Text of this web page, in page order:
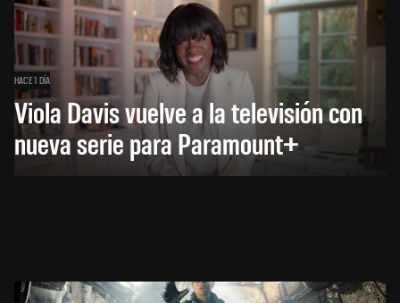
HACE 1 DÍA
Viola Davis vuelve a la televisión con
nueva serie para Paramount+